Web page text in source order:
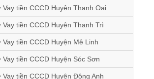
Vay tiền CCCD Huyện Thanh Oai
Vay tiền CCCD Huyện Thanh Trì
Vay tiền CCCD Huyện Mê Linh
Vay tiền CCCD Huyện Sóc Sơn
Vay tiền CCCD Huyện Đông Anh